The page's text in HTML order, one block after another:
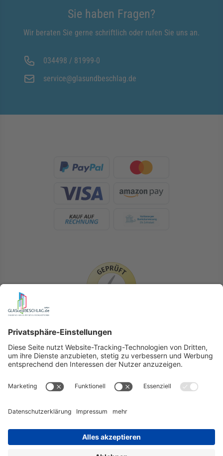
Sie haben Fragen?
Wir beraten Sie gerne schriftlich oder rufen Sie uns an.
034498 / 81999-0
service@glasundbeschlag.de
HerstellerBeratungFAQGlossarKontaktNewsletterTEAM
Widerruf